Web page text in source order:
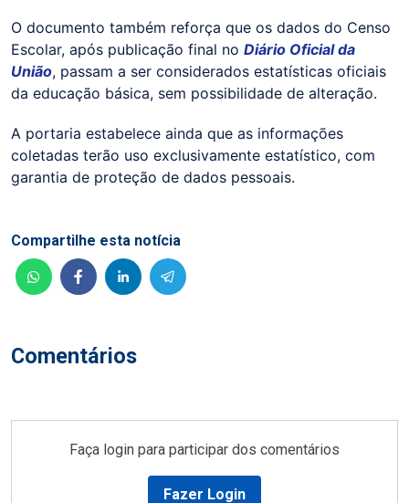
O documento também reforça que os dados do Censo
Escolar, após publicação final no Diário Oficial da
União, passam a ser considerados estatísticas oficiais
da educação básica, sem possibilidade de alteração.
A portaria estabelece ainda que as informações
coletadas terão uso exclusivamente estatístico, com
garantia de proteção de dados pessoais.
Comentários
Compartilhe esta notícia
Faça login para participar dos comentários
Fazer Login